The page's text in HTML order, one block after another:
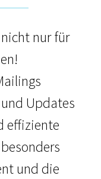
nur für
Updates
effiziente
und die